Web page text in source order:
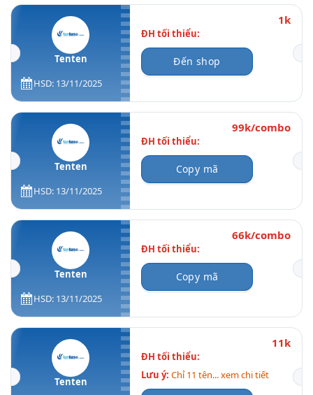
Tenten
HSD: 13/11/2025
1k
ĐH tối thiểu:
Đến shop
Tenten
HSD: 13/11/2025
99k/combo
ĐH tối thiểu:
Copy mã
Tenten
HSD: 13/11/2025
66k/combo
ĐH tối thiểu:
Copy mã
Tenten
11k
ĐH tối thiểu:
Lưu ý: Chỉ 11 tên... xem chi tiết